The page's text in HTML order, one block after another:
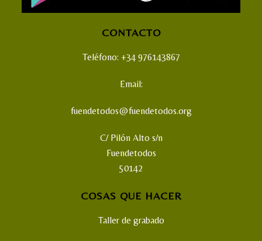
CONTACTO
Teléfono: +34 976143867
Email:
fuendetodos@fuendetodos.org
C/ Pilón Alto s/n
Fuendetodos
50142
COSAS QUE HACER
Taller de grabado